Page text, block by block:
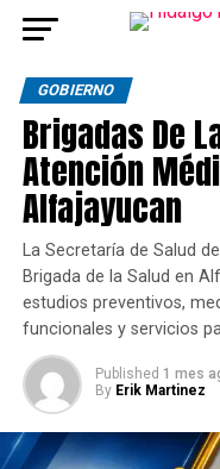
GOBIERNO
Brigadas De
Atención
Alfajayucan
La Secretaría de Salud
Brigada de la Salud en
estudios preventivos,
funcionales y servicios
Published 1 mes
By Erik Martinez